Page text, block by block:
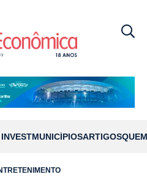
MUNICÍPIOSARTIGOS